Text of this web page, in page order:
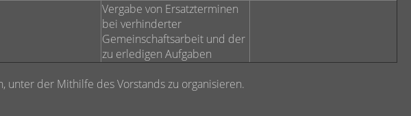
Vergabe von Ersatzterminen
bei verhinderter
Gemeinschaftsarbeit und der
zu erledigen Aufgaben
unter der Mithilfe des Vorstands zu organisieren.